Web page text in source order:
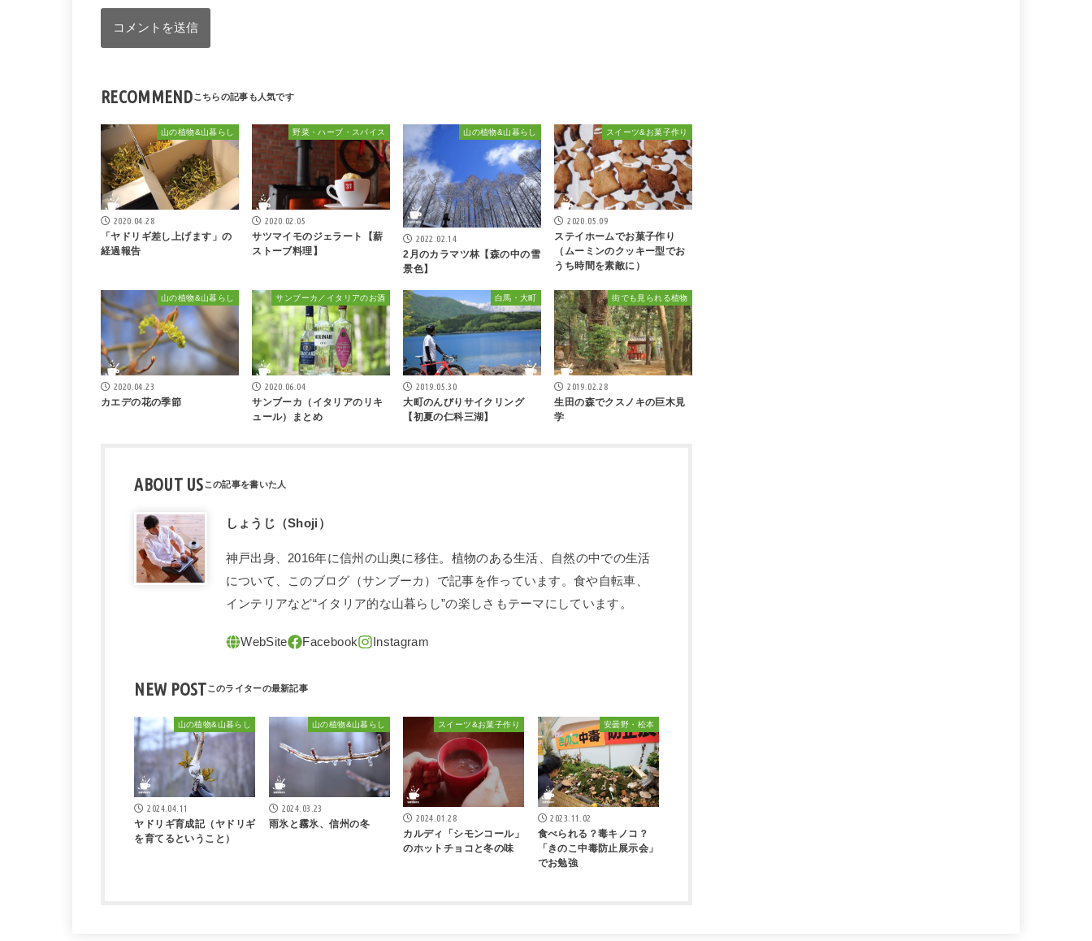
RECOMMEND
山の植物&山暮らし
2020.04.28
「ヤドリギ差し上げます」の
経過報告
野菜・ハーブ・スパイス
2020.02.05
サツマイモのジェラート【薪
ストーブ料理】
山の植物&山暮らし
2022.02.14
2月のカラマツ林【森の中の雪
景色】
スイーツ&お菓子作り
2020.05.09
ステイホームでお菓子作り
（ムーミンのクッキー型でお
うち時間を素敵に）
山の植物&山暮らし
2020.04.23
カエデの花の季節
サンブーカ／イタリアのお酒
2020.06.04
サンブーカ（イタリアのリキ
ュール）まとめ
白馬・大町
2019.05.30
大町のんびりサイクリング
【初夏の仁科三湖】
街でも見られる植物
2019.02.28
生田の森でクスノキの巨木見
学
ABOUT US
しょうじ（Shoji）
神戸出身、2016年に信州の山奥に移住。植物のある生活、自然の中での生活
について、このブログ（サンブーカ）で記事を作っています。食や自転車、
インテリアなど“イタリア的な山暮らし”の楽しさもテーマにしています。
NEW POST
山の植物&山暮らし
2024.04.11
ヤドリギ育成記（ヤドリギ
を育てるということ）
山の植物&山暮らし
2024.03.23
雨氷と霧氷、信州の冬
スイーツ&お菓子作り
2024.01.28
カルディ「シモンコール」
のホットチョコと冬の味
安曇野・松本
2023.11.02
食べられる？毒キノコ？
「きのこ中毒防止展示会」
でお勉強